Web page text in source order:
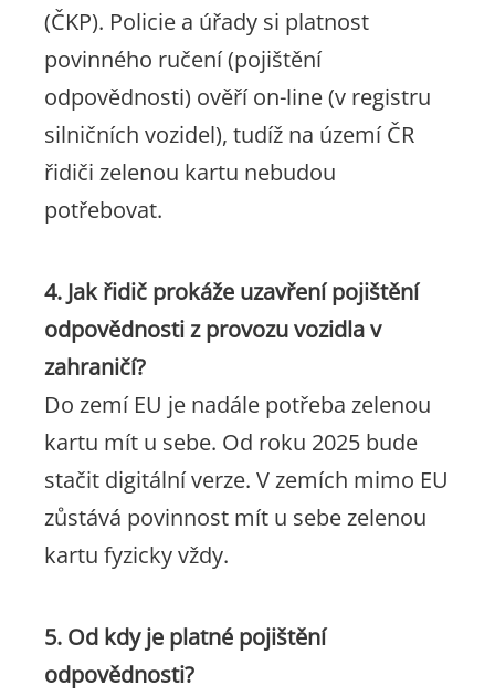
(ČKP). Policie a úřady si platnost
povinného ručení (pojištění
odpovědnosti) ověří on-line (v registru
silničních vozidel), tudíž na území ČR
řidiči zelenou kartu nebudou
potřebovat.
4. Jak řidič prokáže uzavření pojištění
odpovědnosti z provozu vozidla v
zahraničí?
Do zemí EU je nadále potřeba zelenou
kartu mít u sebe. Od roku 2025 bude
stačit digitální verze. V zemích mimo EU
zůstává povinnost mít u sebe zelenou
kartu fyzicky vždy.
5. Od kdy je platné pojištění
odpovědnosti?